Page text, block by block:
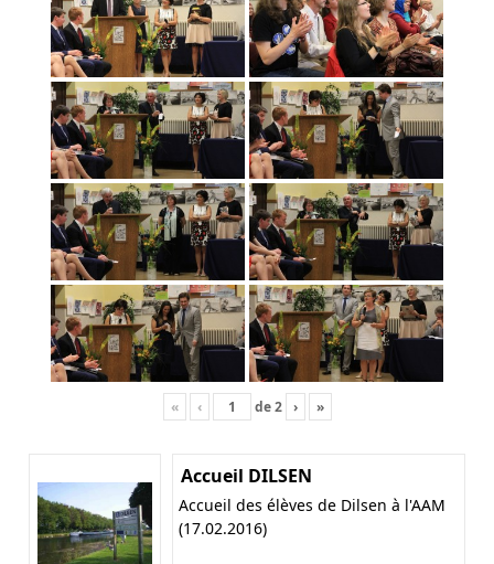
« ‹ de2 › »
Accueil DILSEN
Accueil des élèves de Dilsen à l'AAM
(17.02.2016)